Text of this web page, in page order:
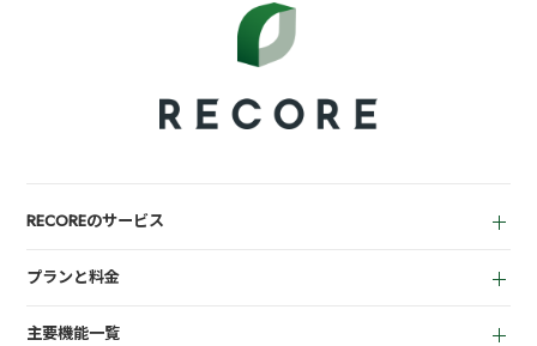
RECOREのサービス
アパレル向け
プランと料金
主要機能一覧